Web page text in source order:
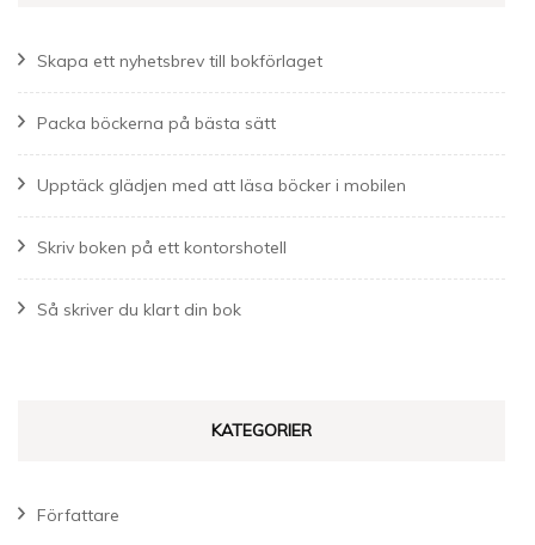
Skapa ett nyhetsbrev till bokförlaget
Packa böckerna på bästa sätt
Upptäck glädjen med att läsa böcker i mobilen
Skriv boken på ett kontorshotell
Så skriver du klart din bok
KATEGORIER
Författare